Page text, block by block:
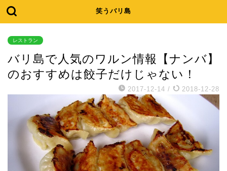
笑うバリ島
レストラン
バリ島で人気のワルン情報【ナンバ】
のおすすめは餃子だけじゃない！
2017-12-14 / 2018-12-28